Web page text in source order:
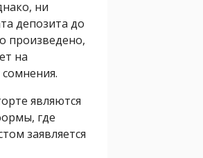
ни
депозита до
произведено,
на
являются
где
заявляется